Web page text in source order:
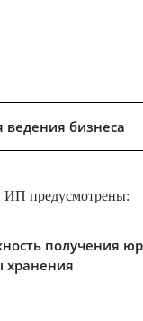
ведения бизнеса
предусмотрены:
получения
хранения